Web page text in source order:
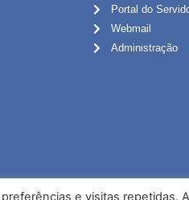
Portal do
Webmail
Administração
e visitas repetidas.